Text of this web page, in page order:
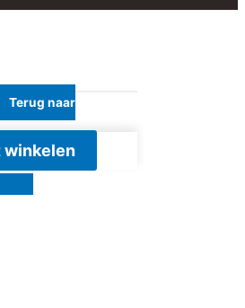
Terug naar
winkelen